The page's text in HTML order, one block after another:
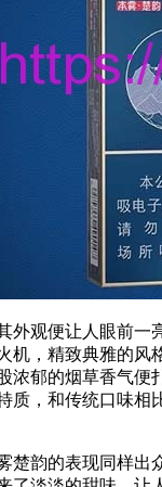
外观便让人眼前一
机，精致典雅的风
浓郁的烟草香气便
质，和传统口味相
楚韵的表现同样出